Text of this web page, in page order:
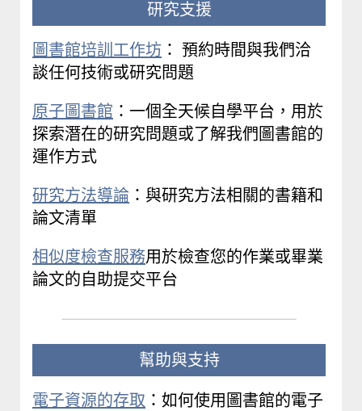
研究支援
圖書館培訓工作坊 ： 預約時間與我們洽
談任何技術或研究問題
原子圖書館 ：一個全天候自學平台，用於
探索潛在的研究問題或了解我們圖書館的
運作方式
研究方法導論 ：與研究方法相關的書籍和
論文清單
相似度檢查服務用於檢查您的作業或畢業
論文的自助提交平台
幫助與支持
電子資源的存取 ：如何使用圖書館的電子